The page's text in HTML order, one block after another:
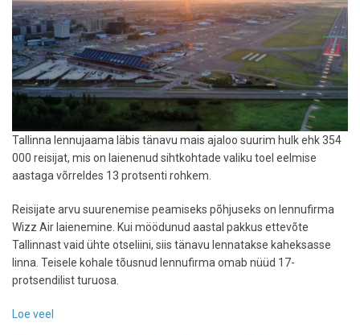
Tallinna lennujaama läbis tänavu mais ajaloo suurim hulk ehk 354
000 reisijat, mis on laienenud sihtkohtade valiku toel eelmise
aastaga võrreldes 13 protsenti rohkem.
Reisijate arvu suurenemise peamiseks põhjuseks on lennufirma
Wizz Air laienemine. Kui möödunud aastal pakkus ettevõte
Tallinnast vaid ühte otseliini, siis tänavu lennatakse kaheksasse
linna. Teisele kohale tõusnud lennufirma omab nüüd 17-
protsendilist turuosa.
Loe veel